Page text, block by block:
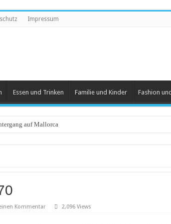
Impressum
Essen und Trinken Familie und Kinder Fashion
auf Mallorca
und Klein
Kommentar 2,096 Views